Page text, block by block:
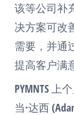
该等公司补
决方案可改
需要，并通
提高客户满
PYMNTS 上
当·达西